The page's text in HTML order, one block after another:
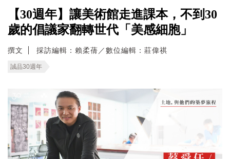
【30週年】讓美術館走進課本，不到30
歲的倡議家翻轉世代「美感細胞」
撰文 採訪編輯：賴柔蒨／數位編輯：莊偉祺
誠品30週年